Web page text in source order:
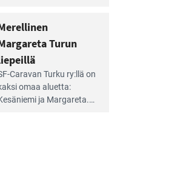
130 sähköllä
caravan-paik­
sekä kymmenen
ilman sähköä.
Turun
Caravan Turku ry:llä on
omaa aluet­ta:
ja Margareta.